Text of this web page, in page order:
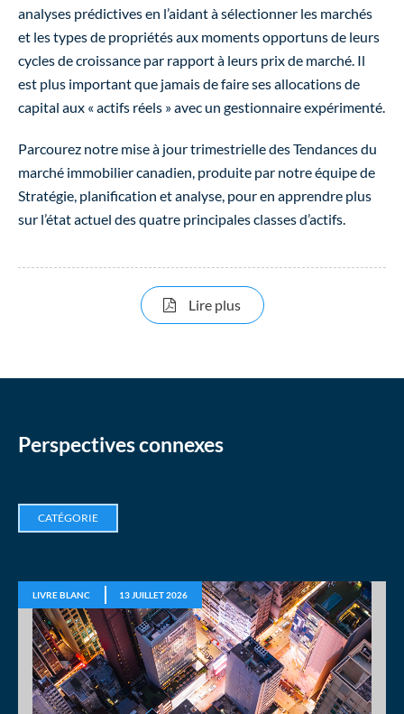
analyses prédictives en l’aidant à sélectionner les marchés
et les types de propriétés aux moments opportuns de leurs
cycles de croissance par rapport à leurs prix de marché. Il
est plus important que jamais de faire ses allocations de
capital aux « actifs réels » avec un gestionnaire expérimenté.
Parcourez notre mise à jour trimestrielle des Tendances du
marché immobilier canadien, produite par notre équipe de
Stratégie, planification et analyse, pour en apprendre plus
sur l’état actuel des quatre principales classes d’actifs.
Lire plussur Tendances du
Perspectives connexes
CATÉGORIE
LIVRE BLANC 13 JUILLET 2026